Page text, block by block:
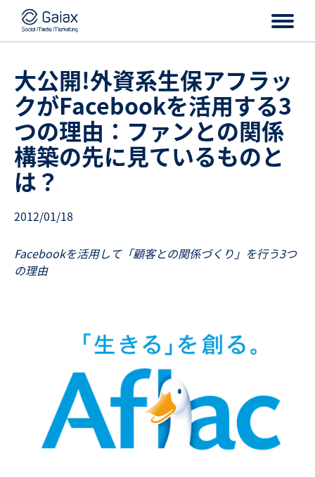
大公開!外資系生保アフラッ
クがFacebookを活用する3
つの理由：ファンとの関係
構築の先に見ているものと
は？
2012/01/18
Facebookを活用して「顧客との関係づくり」を行う3つ
の理由